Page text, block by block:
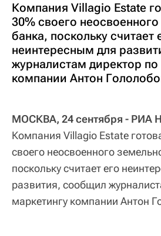
Компания Villagio Estate
30% своего
банка, поскольку считает
неинтересным для
журналистам директор по
компании Антон
МОСКВА, 24 сентября - РИА
Компания Villagio Estate
своего неосвоенного
поскольку считает его
развития, сообщил
маркетингу компании Антон